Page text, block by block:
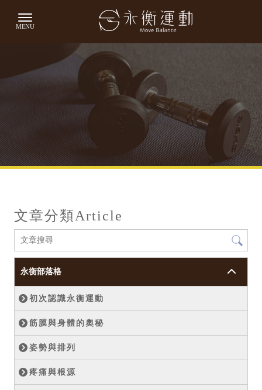
文章分類Article
永衡部落格
初次認識永衡運動
筋膜與身體的奧秘
姿勢與排列
疼痛與根源